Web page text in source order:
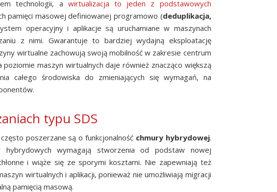
technologii, a wirtualizacja to jeden z podstawowych
pamięci masowej definiowanej programowo (deduplikacja,
operacyjny i aplikacje są uruchamiane w maszynach
z nimi. Gwarantuje to bardziej wydajną eksploatację
wirtualne zachowują swoją mobilność w zakresie centrum
maszyn wirtualnych daje również znacząco większą
całego środowiska do zmieniających się wymagań, na
typu SDS
poszerzane są o funkcjonalność chmury hybrydowej.
hybrydowych wymagają stworzenia od podstaw nowej
i wiąże się ze sporymi kosztami. Nie zapewniają też
wirtualnych i aplikacji, ponieważ nie umożliwiają migracji
pamięcią masową.